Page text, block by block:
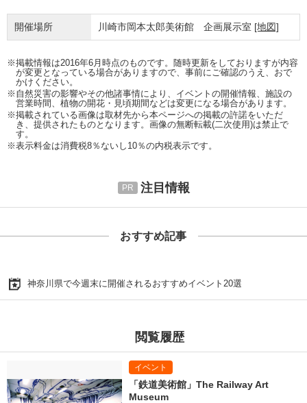
開催場所 川崎市岡本太郎美術館 企画展示室 [地図]
※掲載情報は2016年6月時点のものです。随時更新をしておりますが内容
が変更となっている場合がありますので、事前にご確認のうえ、おで
かけください。
※自然災害の影響やその他諸事情により、イベントの開催情報、施設の
営業時間、植物の開花・見頃期間などは変更になる場合があります。
※掲載されている画像は取材先から本ページへの掲載の許諾をいただ
き、提供されたものとなります。画像の無断転載(二次使用)は禁止で
す。
※表示料金は消費税8％ないし10％の内税表示です。
注目情報
おすすめ記事
神奈川県で今週末に開催されるおすすめイベント20選
閲覧履歴
「鉄道美術館」The Railway Art
Museum